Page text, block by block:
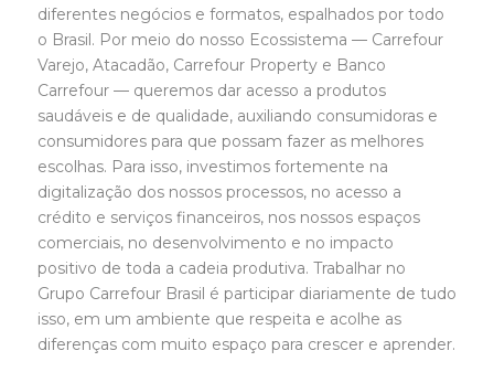
diferentes negócios e formatos, espalhados por todo
o Brasil. Por meio do nosso Ecossistema — Carrefour
Varejo, Atacadão, Carrefour Property e Banco
Carrefour — queremos dar acesso a produtos
saudáveis e de qualidade, auxiliando consumidoras e
consumidores para que possam fazer as melhores
escolhas. Para isso, investimos fortemente na
digitalização dos nossos processos, no acesso a
crédito e serviços financeiros, nos nossos espaços
comerciais, no desenvolvimento e no impacto
positivo de toda a cadeia produtiva. Trabalhar no
Grupo Carrefour Brasil é participar diariamente de tudo
isso, em um ambiente que respeita e acolhe as
diferenças com muito espaço para crescer e aprender.